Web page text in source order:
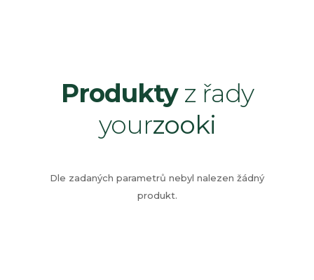
Produktyz řady
yourzooki
Dle zadaných parametrů nebyl nalezen žádný
produkt.